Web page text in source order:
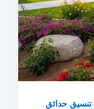
تنسيق حدائق